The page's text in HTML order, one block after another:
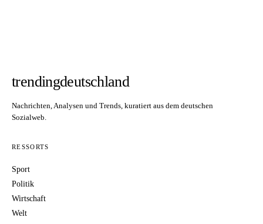
trendingdeutschland
Nachrichten, Analysen und Trends, kuratiert aus dem deutschen
Sozialweb.
RESSORTS
Sport
Politik
Wirtschaft
Welt